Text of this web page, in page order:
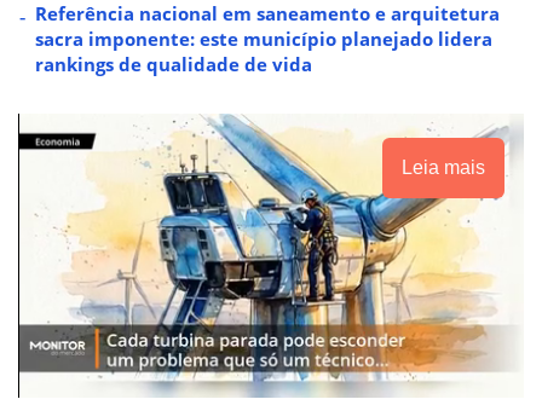
Referência nacional em saneamento e arquitetura
sacra imponente: este município planejado lidera
rankings de qualidade de vida
Leia mais